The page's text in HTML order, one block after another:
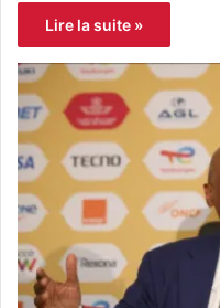
Lire la suite »